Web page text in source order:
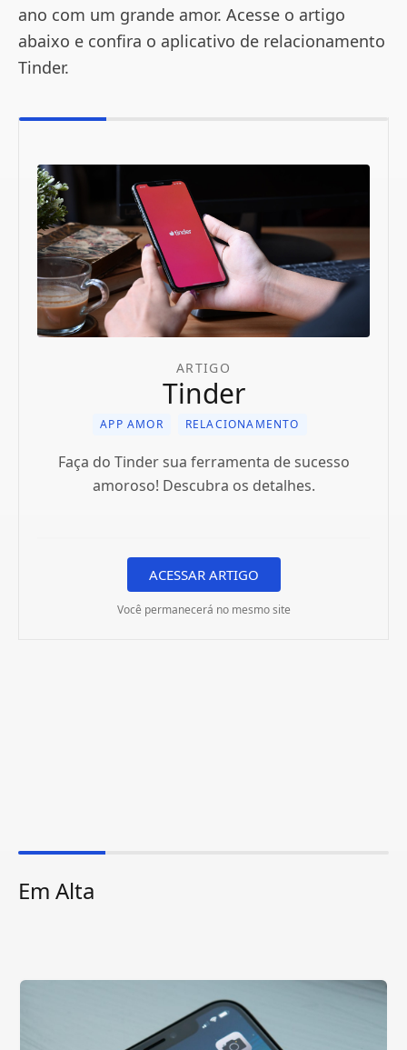
ano com um grande amor. Acesse o artigo
abaixo e confira o aplicativo de relacionamento
Tinder.
ARTIGO
Tinder
APP AMOR RELACIONAMENTO
Faça do Tinder sua ferramenta de sucesso
amoroso! Descubra os detalhes.
ACESSAR ARTIGO
Você permanecerá no mesmo site
Em Alta